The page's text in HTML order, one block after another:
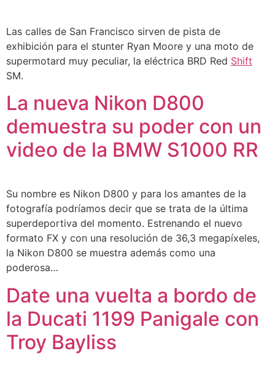
Las calles de San Francisco sirven de pista de
exhibición para el stunter Ryan Moore y una moto de
supermotard muy peculiar, la eléctrica BRD Red Shift
SM.
La nueva Nikon D800
demuestra su poder con un
video de la BMW S1000 RR
Su nombre es Nikon D800 y para los amantes de la
fotografía podríamos decir que se trata de la última
superdeportiva del momento. Estrenando el nuevo
formato FX y con una resolución de 36,3 megapíxeles,
la Nikon D800 se muestra además como una
poderosa…
Date una vuelta a bordo de
la Ducati 1199 Panigale con
Troy Bayliss